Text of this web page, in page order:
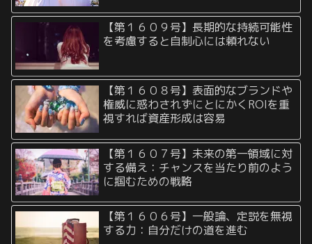
【第１６０９号】長期的な持続可能性
を考慮すると自制心には頼れない
【第１６０８号】表面的なブランドや
権威に惑わされずにとにかくROIを重
視すれば資産形成は容易
【第１６０７号】未来の第一領域に対
する備え：チャンスを当たり前のよう
に掴むための戦略
【第１６０６号】一般論、定説を無視
する力：自分だけの道を進む